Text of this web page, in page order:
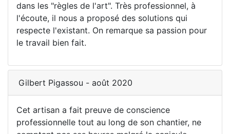
dans les "règles de l'art". Très professionnel, à
l'écoute, il nous a proposé des solutions qui
respecte l'existant. On remarque sa passion pour
le travail bien fait.
Gilbert Pigassou - août 2020
Cet artisan a fait preuve de conscience
professionnelle tout au long de son chantier, ne